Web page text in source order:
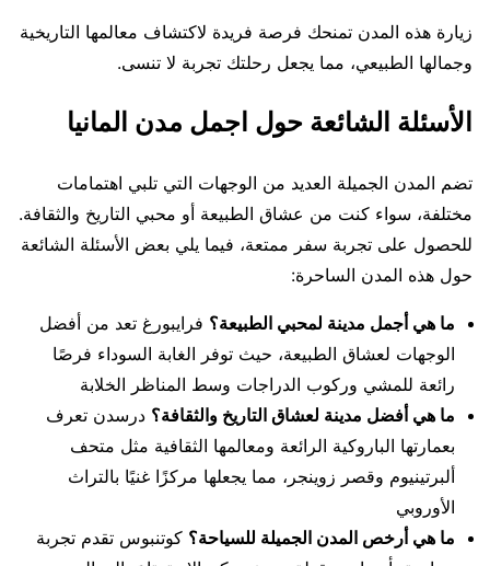
زيارة هذه المدن تمنحك فرصة فريدة لاكتشاف معالمها التاريخية
وجمالها الطبيعي، مما يجعل رحلتك تجربة لا تنسى.
الأسئلة الشائعة حول اجمل مدن المانيا
تضم المدن الجميلة العديد من الوجهات التي تلبي اهتمامات
مختلفة، سواء كنت من عشاق الطبيعة أو محبي التاريخ والثقافة.
للحصول على تجربة سفر ممتعة، فيما يلي بعض الأسئلة الشائعة
حول هذه المدن الساحرة:
ما هي أجمل مدينة لمحبي الطبيعة؟ فرايبورغ تعد من أفضل
الوجهات لعشاق الطبيعة، حيث توفر الغابة السوداء فرصًا
رائعة للمشي وركوب الدراجات وسط المناظر الخلابة
ما هي أفضل مدينة لعشاق التاريخ والثقافة؟ درسدن تعرف
بعمارتها الباروكية الرائعة ومعالمها الثقافية مثل متحف
ألبرتينيوم وقصر زوينجر، مما يجعلها مركزًا غنيًا بالتراث
الأوروبي
ما هي أرخص المدن الجميلة للسياحة؟ كوتنبوس تقدم تجربة